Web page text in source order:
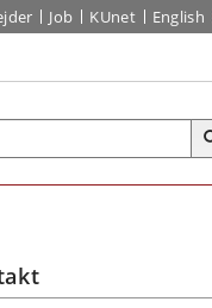
Job KUnet English